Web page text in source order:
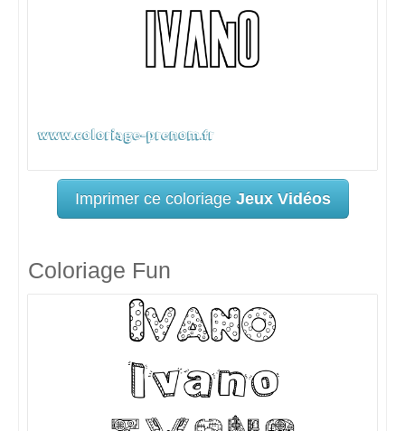
Imprimer ce coloriage Jeux Vidéos
Coloriage Fun